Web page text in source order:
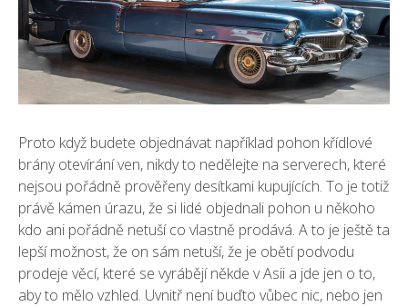
Proto když budete objednávat například pohon křídlové
brány otevírání ven, nikdy to nedělejte na serverech, které
nejsou pořádně prověřeny desítkami kupujících. To je totiž
právě kámen úrazu, že si lidé objednali pohon u někoho
kdo ani pořádně netuší co vlastně prodává. A to je ještě ta
lepší možnost, že on sám netuší, že je obětí podvodu
prodeje věcí, které se vyrábějí někde v Asii a jde jen o to,
aby to mělo vzhled. Uvnitř není buďto vůbec nic, nebo jen